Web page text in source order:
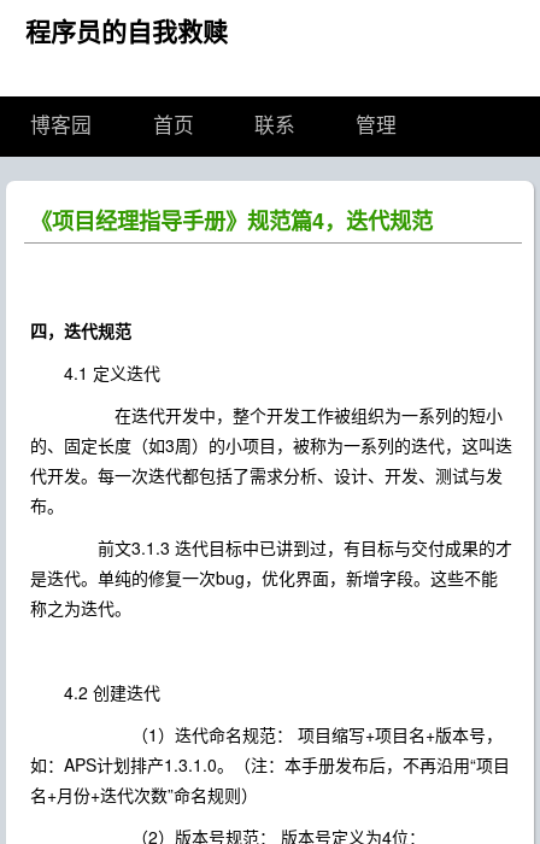
程序员的自我救赎
博客园 首页 联系 管理
《项目经理指导手册》规范篇4，迭代规范
四，迭代规范
4.1 定义迭代
在迭代开发中，整个开发工作被组织为一系列的短小
的、固定长度（如3周）的小项目，被称为一系列的迭代，这叫迭
代开发。每一次迭代都包括了需求分析、设计、开发、测试与发
布。
前文3.1.3 迭代目标中已讲到过，有目标与交付成果的才
是迭代。单纯的修复一次bug，优化界面，新增字段。这些不能
称之为迭代。
4.2 创建迭代
（1）迭代命名规范： 项目缩写+项目名+版本号，
如：APS计划排产1.3.1.0。（注：本手册发布后，不再沿用“项目
名+月份+迭代次数”命名规则）
（2）版本号规范： 版本号定义为4位：